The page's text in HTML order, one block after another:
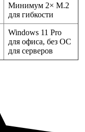
Минимум 2× M.2
для гибкости
Windows 11 Pro
для офиса, без ОС
для серверов